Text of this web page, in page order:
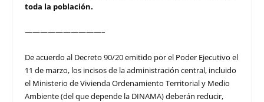
toda la población.
——————————–
De acuerdo al Decreto 90/20 emitido por el Poder Ejecutivo el
11 de marzo, los incisos de la administración central, incluido
el Ministerio de Vivienda Ordenamiento Territorial y Medio
Ambiente (del que depende la DINAMA) deberán reducir,